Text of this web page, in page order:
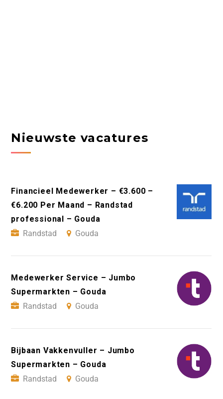
Nieuwste vacatures
Financieel Medewerker – €3.600 –
€6.200 Per Maand – Randstad
professional – Gouda
Randstad
Gouda
Medewerker Service – Jumbo
Supermarkten – Gouda
Randstad
Gouda
Bijbaan Vakkenvuller – Jumbo
Supermarkten – Gouda
Randstad
Gouda